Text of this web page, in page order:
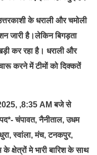
के धराली और चमोली
जारी है।लेकिन बिगड़ता
कर रहा है। धराली और
करने में टीमों को दिक्कतें
,8:35 AM बजे से
चंपावत, नैनीताल, उधम
स्वांला, मंच, टनकपुर,
मे भारी बारिश के साथ